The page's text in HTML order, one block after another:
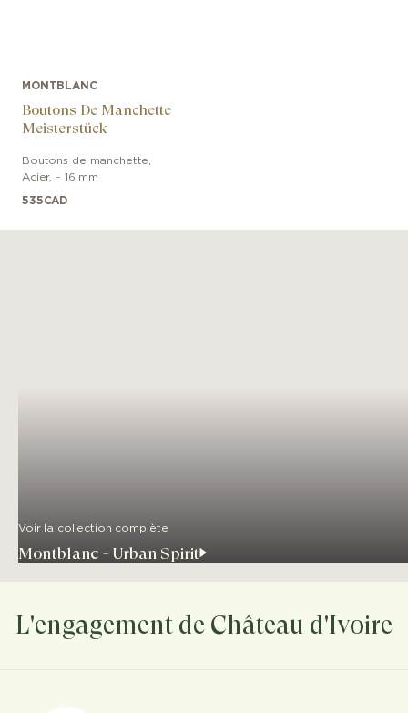
MONTBLANC
Boutons De Manchette
Meisterstück
Boutons de manchette
Acier, ~ 16 mm
535CAD
Voir la collection complète
Montblanc - Urban Spirit
L'engagement de Château d'Ivoire